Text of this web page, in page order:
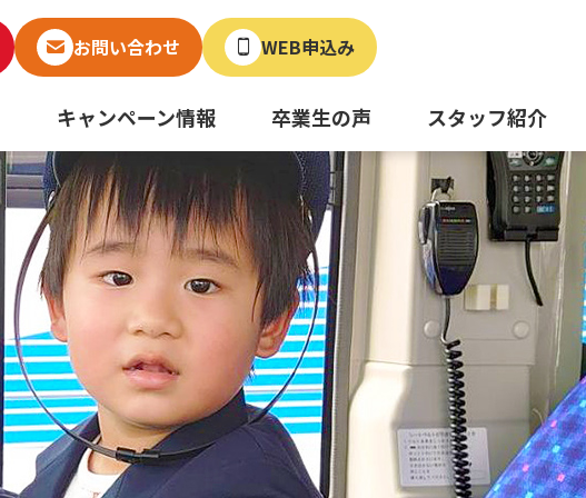
お問い合わせ WEB申込み
キャンペーン情報 卒業生の声 スタッフ紹介